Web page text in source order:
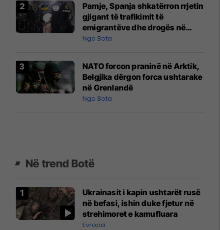
Pamje, Spanja shkatërron rrjetin
gjigant të trafikimit të
emigrantëve dhe drogës në
Mesdhe
Nga Bota
NATO forcon praninë në Arktik,
Belgjika dërgon forca ushtarake
në Grenlandë
Nga Bota
Në trend Botë
Ukrainasit i kapin ushtarët rusë
në befasi, ishin duke fjetur në
strehimoret e kamufluara
Evropa